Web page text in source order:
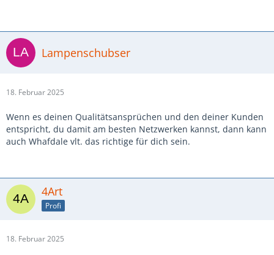
Lampenschubser
18. Februar 2025
Wenn es deinen Qualitätsansprüchen und den deiner Kunden
entspricht, du damit am besten Netzwerken kannst, dann kann
auch Whafdale vlt. das richtige für dich sein.
4Art
Profi
18. Februar 2025